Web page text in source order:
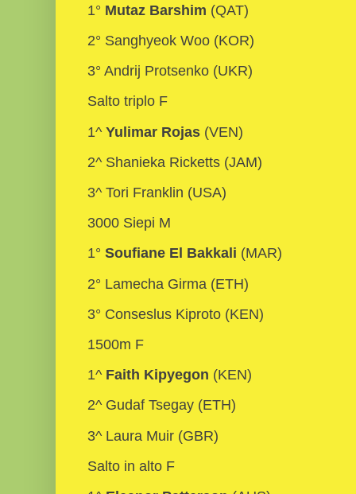
1° Mutaz Barshim (QAT)
2° Sanghyeok Woo (KOR)
3° Andrij Protsenko (UKR)
Salto triplo F
1^ Yulimar Rojas (VEN)
2^ Shanieka Ricketts (JAM)
3^ Tori Franklin (USA)
3000 Siepi M
1° Soufiane El Bakkali (MAR)
2° Lamecha Girma (ETH)
3° Conseslus Kiproto (KEN)
1500m F
1^ Faith Kipyegon (KEN)
2^ Gudaf Tsegay (ETH)
3^ Laura Muir (GBR)
Salto in alto F